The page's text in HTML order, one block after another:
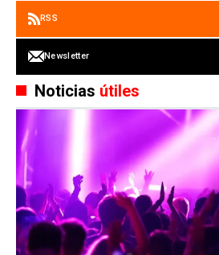
RSS
Newsletter
Noticias útiles